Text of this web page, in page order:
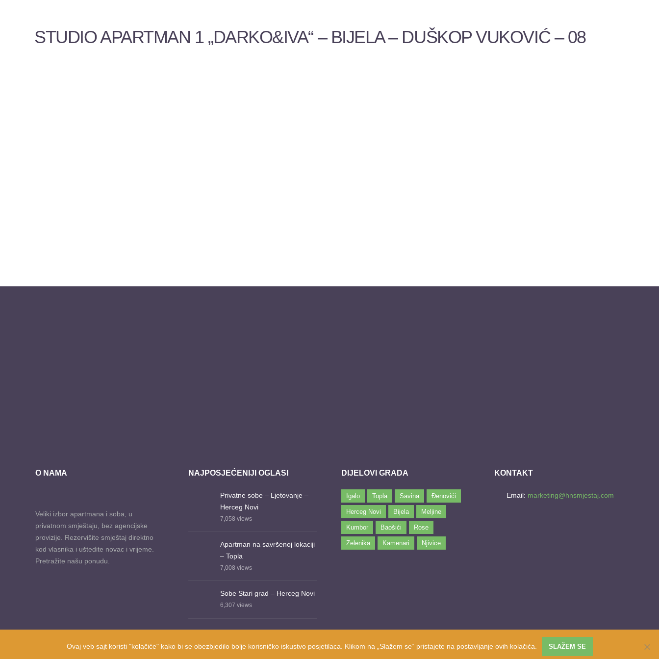
STUDIO APARTMAN 1 „DARKO&IVA“ – BIJELA – DUŠKOP VUKOVIĆ – 08
O NAMA
Veliki izbor apartmana i soba, u
privatnom smještaju, bez agencijske
provizije. Rezervišite smještaj direktno
kod vlasnika i uštedite novac i vrijeme.
Pretražite našu ponudu.
NAJPOSJEĆENIJI OGLASI
Privatne sobe – Ljetovanje –
Herceg Novi
7,058 views
Apartman na savršenoj lokaciji
– Topla
7,008 views
Sobe Stari grad – Herceg Novi
6,307 views
DIJELOVI GRADA
Igalo Topla Savina Đenovići
Herceg Novi Bijela Meljine
Kumbor Baošići Rose
Zelenika Kamenari Njivice
KONTAKT
Email: marketing@hnsmjestaj.com
Ovaj veb sajt koristi "kolačiće" kako bi se obezbjedilo bolje korisničko iskustvo posjetilaca. Klikom na „Slažem se“ pristajete na postavljanje ovih kolačića. SLAŽEM SE